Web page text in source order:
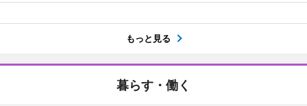
もっと見る
暮らす・働く